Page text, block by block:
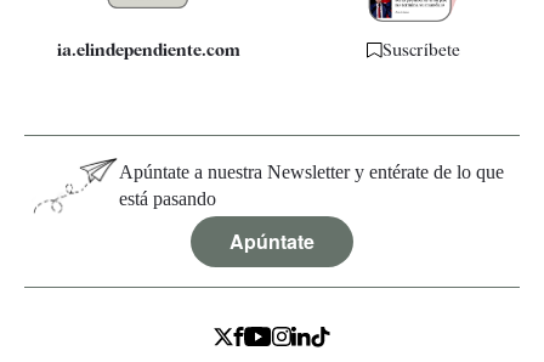
ia.elindependiente.com Suscríbete
Apúntate a nuestra Newsletter y entérate de lo que
está pasando
Apúntate